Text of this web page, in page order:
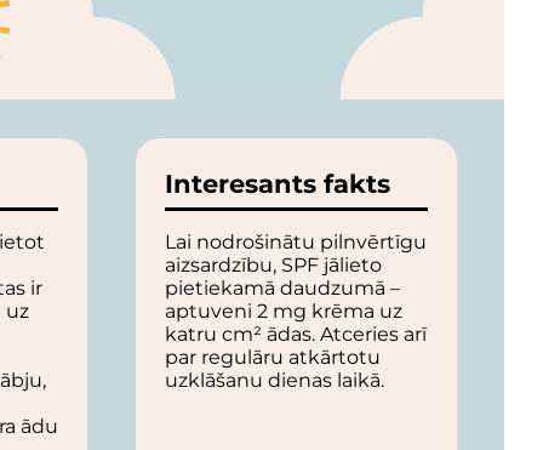
ir
uz
ādu
Interesants fakts
Lai nodrošinātu pilnvērtīgu
aizsardzību, SPF jālieto
pietiekamā daudzumā –
aptuveni 2 mg krēma uz
katru cm² ādas. Atceries arī
par regulāru atkārtotu
uzklāšanu dienas laikā.